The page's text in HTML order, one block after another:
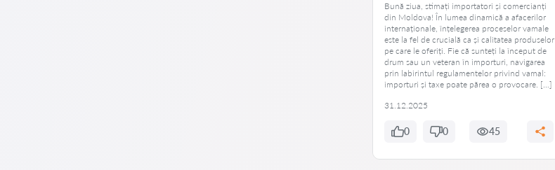
Bună ziua, stimați importatori și comercianți
din Moldova! În lumea dinamică a afacerilor
internaționale, înțelegerea proceselor vamale
este la fel de crucială ca și calitatea produselor
pe care le oferiți. Fie că sunteți la început de
drum sau un veteran în importuri, navigarea
prin labirintul regulamentelor privind vamal:
importuri și taxe poate părea o provocare. […]
31.12.2025
0 0 45